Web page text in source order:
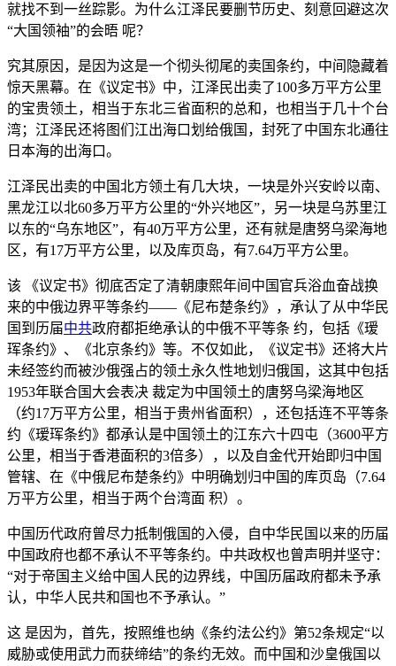
就找不到一丝踪影。为什么江泽民要删节历史、刻意回避这次
“大国领袖”的会晤 呢？
究其原因，是因为这是一个彻头彻尾的卖国条约，中间隐藏着
惊天黑幕。在《议定书》中，江泽民出卖了100多万平方公里
的宝贵领土，相当于东北三省面积的总和，也相当于几十个台
湾；江泽民还将图们江出海口划给俄国，封死了中国东北通往
日本海的出海口。
江泽民出卖的中国北方领土有几大块，一块是外兴安岭以南、
黑龙江以北60多万平方公里的“外兴地区”，另一块是乌苏里江
以东的“乌东地区”，有40万平方公里，还有就是唐努乌梁海地
区，有17万平方公里，以及库页岛，有7.64万平方公里。
该 《议定书》彻底否定了清朝康熙年间中国官兵浴血奋战换
来的中俄边界平等条约——《尼布楚条约》，承认了从中华民
国到历届中共政府都拒绝承认的中俄不平等条 约，包括《瑷
珲条约》、《北京条约》等。不仅如此，《议定书》还将大片
未经签约而被沙俄强占的领土永久性地划归俄国，这其中包括
1953年联合国大会表决 裁定为中国领土的唐努乌梁海地区
（约17万平方公里，相当于贵州省面积），还包括连不平等条
约《瑷珲条约》都承认是中国领土的江东六十四屯（3600平方
公里，相当于香港面积的3倍多），以及自金代开始即归中国
管辖、在《中俄尼布楚条约》中明确划归中国的库页岛（7.64
万平方公里，相当于两个台湾面 积）。
中国历代政府曾尽力抵制俄国的入侵，自中华民国以来的历届
中国政府也都不承认不平等条约。中共政权也曾声明并坚守：
“对于帝国主义给中国人民的边界线，中国历届政府都未予承
认，中华人民共和国也不予承认。”
这 是因为，首先，按照维也纳《条约法公约》第52条规定“以
威胁或使用武力而获缔结”的条约无效。而中国和沙皇俄国以